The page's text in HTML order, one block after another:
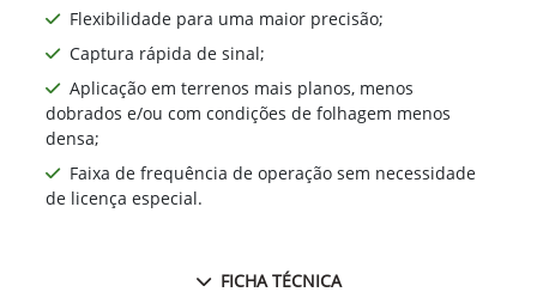
Flexibilidade para uma maior precisão;
Captura rápida de sinal;
Aplicação em terrenos mais planos, menos
dobrados e/ou com condições de folhagem menos
densa;
Faixa de frequência de operação sem necessidade
de licença especial.
FICHA TÉCNICA